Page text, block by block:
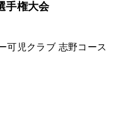
手権大会
可児クラブ 志野コース